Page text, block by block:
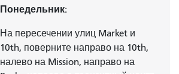
Понедельник:
На пересечении улиц Market и
10th, поверните направо на 10th,
налево на Mission, направо на